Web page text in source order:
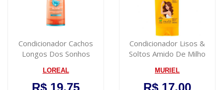
Condicionador Cachos
Longos Dos Sonhos
LOREAL
R$ 19,75
Condicionador Lisos &
Soltos Amido De Milho
MURIEL
R$ 17,00